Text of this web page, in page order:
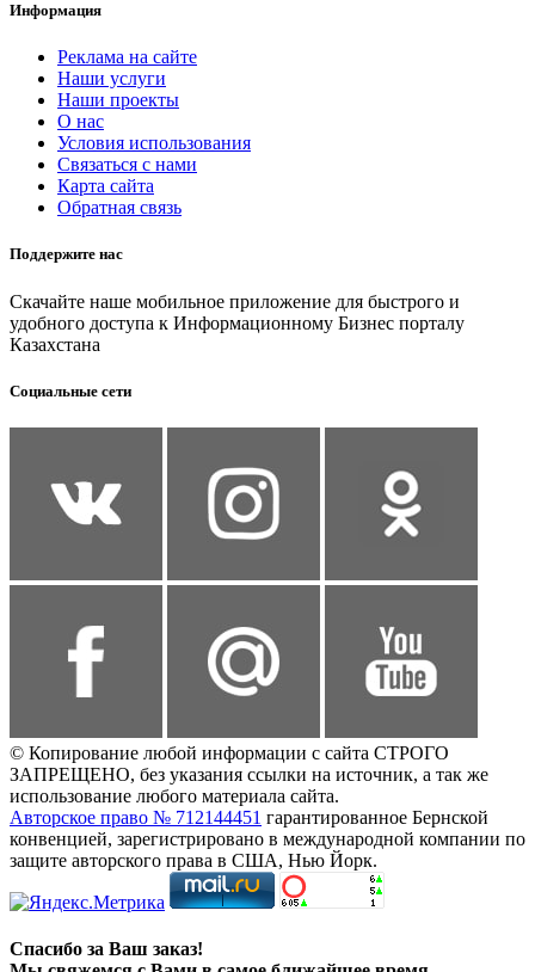
Информация
Реклама на сайте
Наши услуги
Наши проекты
О нас
Условия использования
Связаться с нами
Карта сайта
Обратная связь
Поддержите нас
Скачайте наше мобильное приложение для быстрого и
удобного доступа к Информационному Бизнес порталу
Казахстана
Социальные сети
© Копирование любой информации с сайта СТРОГО
ЗАПРЕЩЕНО, без указания ссылки на источник, а так же
использование любого материала сайта.
Авторское право № 712144451 гарантированное Бернской
конвенцией, зарегистрировано в международной компании по
защите авторского права в США, Нью Йорк.
Спасибо за Ваш заказ!